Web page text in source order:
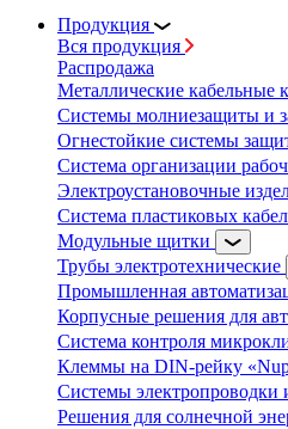
Продукция
Вся продукция
Распродажа
Металлические кабельные
Системы молниезащиты и
Огнестойкие системы
Система организации
Электроустановочные
Система пластиковых
Модульные щитки
Трубы электротехнические
Промышленная
Корпусные решения для
Система контроля
Клеммы на DIN-рейку
Системы электропроводки
Решения для солнечной